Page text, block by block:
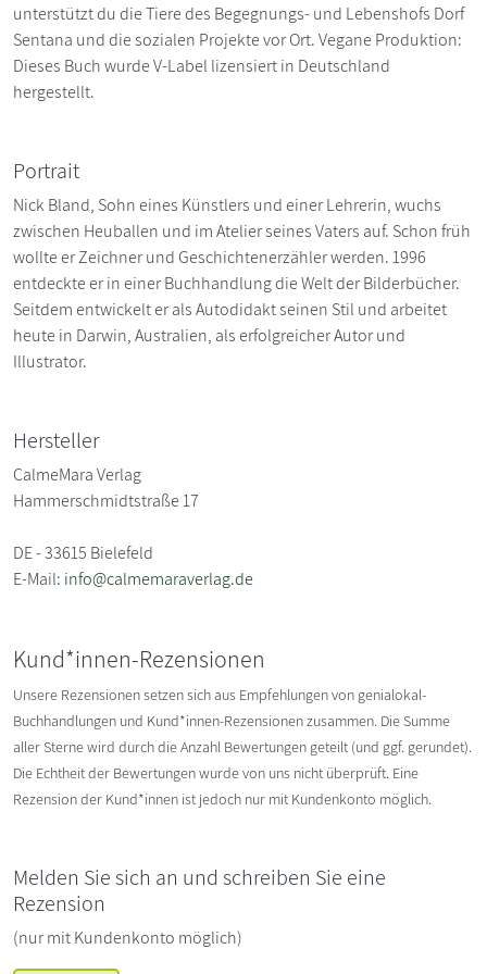
unterstützt du die Tiere des Begegnungs- und Lebenshofs Dorf
Sentana und die sozialen Projekte vor Ort. Vegane Produktion:
Dieses Buch wurde V-Label lizensiert in Deutschland
hergestellt.
Portrait
Nick Bland, Sohn eines Künstlers und einer Lehrerin, wuchs
zwischen Heuballen und im Atelier seines Vaters auf. Schon früh
wollte er Zeichner und Geschichtenerzähler werden. 1996
entdeckte er in einer Buchhandlung die Welt der Bilderbücher.
Seitdem entwickelt er als Autodidakt seinen Stil und arbeitet
heute in Darwin, Australien, als erfolgreicher Autor und
Illustrator.
Hersteller
CalmeMara Verlag
Hammerschmidtstraße 17
DE - 33615 Bielefeld
E-Mail: info@calmemaraverlag.de
Kund*innen-Rezensionen
Unsere Rezensionen setzen sich aus Empfehlungen von genialokal-
Buchhandlungen und Kund*innen-Rezensionen zusammen. Die Summe
aller Sterne wird durch die Anzahl Bewertungen geteilt (und ggf. gerundet).
Die Echtheit der Bewertungen wurde von uns nicht überprüft. Eine
Rezension der Kund*innen ist jedoch nur mit Kundenkonto möglich.
Melden Sie sich an und schreiben Sie eine
Rezension
(nur mit Kundenkonto möglich)